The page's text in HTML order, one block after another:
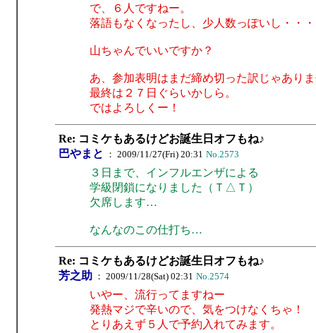
で、６人ですねー。
落語もなくなったし、少人数っぽいし・・・
山ちゃんでいいですか？
あ、参加表明はまだ締め切った訳じゃあり
最終は２７日ぐらいかしら。
ではよろしくー！
Re: コミケもあるけどお誕生日オフもね♪
巴やまと ： 2009/11/27(Fri) 20:31 No.2573
３日まで、インフルエンザによる
学級閉鎖になりました（Ｔ△Ｔ）
欠席します…
なんなのこの仕打ち…
Re: コミケもあるけどお誕生日オフもね♪
芳之助 ： 2009/11/28(Sat) 02:31 No.2574
いやー、流行ってますねー
発熱マジで辛いので、気をつけなくちゃ！
とりあえず５人で予約入れてみます。